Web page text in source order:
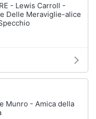
- Lewis Carroll -
Delle Meraviglie-alice
Munro - Amica della